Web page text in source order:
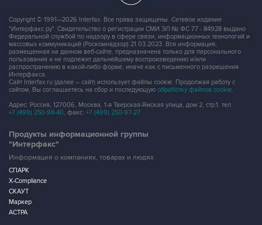
Copyright © 1991—2026 Interfax. Все права защищены. Сетевое издание
"Интерфакс.ру". Свидетельство о регистрации СМИ ЭЛ № ФС 77 - 84928 выдано
Федеральной службой по надзору в сфере связи, информационных технологий и
массовых коммуникаций (Роскомнадзор) 21.03.2023. Вся информация,
размещенная на данном веб-сайте, предназначена только для персонального
пользования и не подлежит дальнейшему воспроизведению и/или
распространению в какой-либо форме, иначе как с письменного разрешения
Интерфакса.
Сайт Interfax.ru (далее – сайт) использует файлы cookie. Продолжая работу с
сайтом, Вы соглашаетесь на сбор и последующую обработку файлов cookie.
Адрес: Россия, 127006, Москва, 1-я Тверская-Ямская улица, дом 2, стр.1, тел.:
+7 (499) 250-98-40, факс: +7 (499) 250-97-27
Продукты информационной группы
"Интерфакс"
Информация о компаниях, товарах и людях
СПАРК
X-Compliance
СКАУТ
Маркер
АСТРА